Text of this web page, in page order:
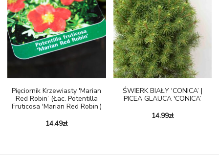
Pięciornik Krzewiasty 'Marian
Red Robin’ (łac. Potentilla
Fruticosa 'Marian Red Robin’)
14.49zł
ŚWIERK BIAŁY 'CONICA’ |
PICEA GLAUCA 'CONICA’
14.99zł